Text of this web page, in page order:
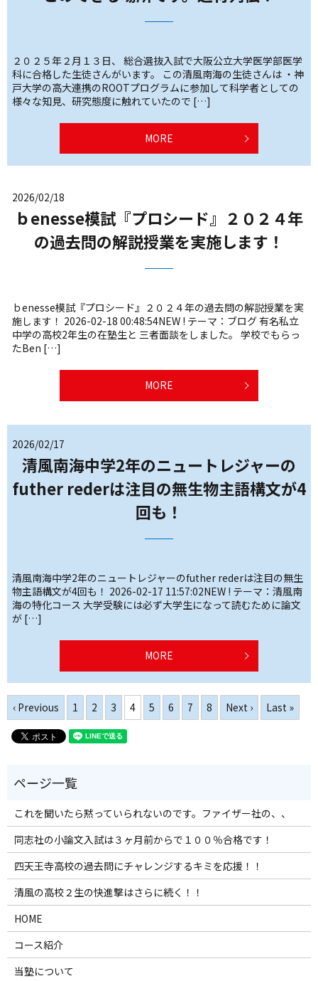
２０２５年２月１３日、 総合選抜入試で大阪公立大学医学部医学
科に合格した生徒さんがいます。 この清風南海の生徒さんは ・神
戸大学の高大連携のROOTプログラムに参加して科学者としての
様々な知見、研究態度に触れていたので […]
MORE
2026/02/18
ｂenesse模試『プロシード』２０２４年
の過去問の解説授業を実施します！
ｂenesse模試『プロシード』２０２４年の過去問の解説授業を実
施します！ 2026-02-18 00:48:54NEW ! テーマ：ブログ 有名私立
中学の高校2年生の在塾生と 三者面談をしました。 学校でもらっ
たBen […]
MORE
2026/02/17
清風南海中学2年のニュートレジャーの
futher rederは注目の無生物主語構文が4
回も！
清風南海中学2年のニュートレジャーのfuther rederは注目の無生
物主語構文が4回も！ 2026-02-17 11:57:02NEW ! テーマ：清風南
海の特化コース 大学受験には必ず大学生になって読むために論文
が […]
MORE
‹ Previous 1 2 3 4 5 6 7 8 Next › Last »
これを聞いたら黙っていられないのです。ファイザー社の、、
同志社の小論文入試は３ヶ月前からで１００％合格です！
四天王寺高校の過去問にチャレンジするキミを応援！！
清風の高校２生の快進撃はさらに続く！！
HOME
コース紹介
当塾について